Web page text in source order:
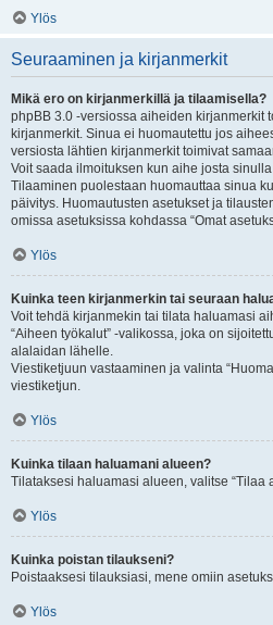
Ylös
Seuraaminen ja kirjanmerkit
Mikä ero on kirjanmerkillä ja tilaamisella?
phpBB 3.0 -versiossa aiheiden kirjanmerkit
kirjanmerkit. Sinua ei huomautettu jos
versiosta lähtien kirjanmerkit toimivat
Voit saada ilmoituksen kun aihe josta
Tilaaminen puolestaan huomauttaa sinua
päivitys. Huomautusten asetukset ja
omissa asetuksissa kohdassa “Omat
Ylös
Kuinka teen kirjanmerkin tai seuraan
Voit tehdä kirjanmekin tai tilata haluamasi
“Aiheen työkalut” -valikossa, joka on
alalaidan lähelle.
Viestiketjuun vastaaminen ja valinta
viestiketjun.
Ylös
Kuinka tilaan haluamani alueen?
Tilataksesi haluamasi alueen, valitse “Tilaa
Ylös
Kuinka poistan tilaukseni?
Poistaaksesi tilauksiasi, mene omiin
Ylös